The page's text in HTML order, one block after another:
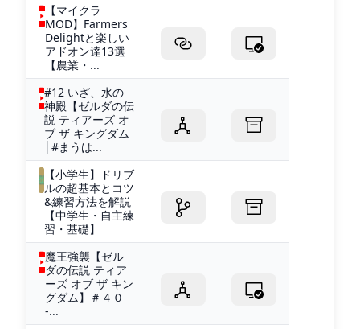
【マイクラ
MOD】Farmers
Delightと楽しい
アドオン達13選
【農業・...
#12 いざ、水の
神殿【ゼルダの伝
説 ティアーズ オ
ブ ザ キングダム
│#まうは...
【小学生】ドリブ
ルの超基本とコツ
&練習方法を解説
【中学生・自主練
習・基礎】
魔王強襲【ゼル
ダの伝説 ティア
ーズ オブ ザ キン
グダム】＃４０
-...